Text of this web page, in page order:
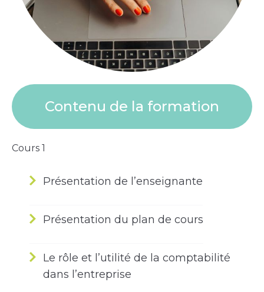
Contenu de la formation
Cours 1
Présentation de l’enseignante
Présentation du plan de cours
Le rôle et l’utilité de la comptabilité
dans l’entreprise